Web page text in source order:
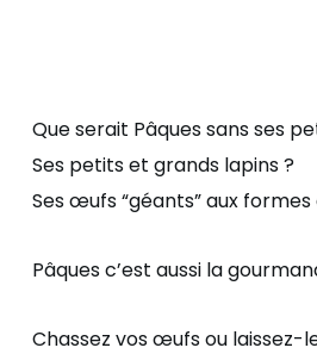
Que serait Pâques sans ses
Ses petits et grands lapins ?
Ses œufs “géants” aux formes
Pâques c’est aussi la
Chassez vos œufs ou laissez-